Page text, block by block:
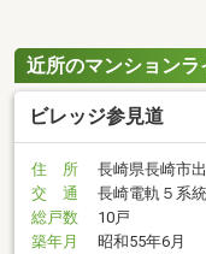
近所のマンション
ビレッジ参見道
住 所
長崎県長崎市
交 通
長崎電軌５系
総戸数
10戸
築年月
昭和55年6月